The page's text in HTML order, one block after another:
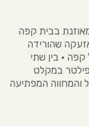
בבית קפה
שהורידה
• בין שתי
במקלט
והמחווה המפתיעה